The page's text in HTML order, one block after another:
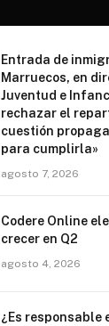
Entrada de
Marruecos, en
Juventud e
rechazar el
cuestión
para cumplirla»
agosto 7, 2026
Codere Online
crecer en Q2
agosto 4, 2026
¿Es responsable